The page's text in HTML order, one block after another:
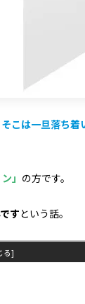
そこは一旦落ち着
」 の方です。
すという話。